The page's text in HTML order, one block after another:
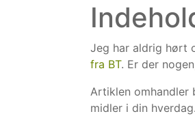
Jeg har aldrig hørt
fra BT. Er der
Artiklen omhandler
midler i din hverdag.